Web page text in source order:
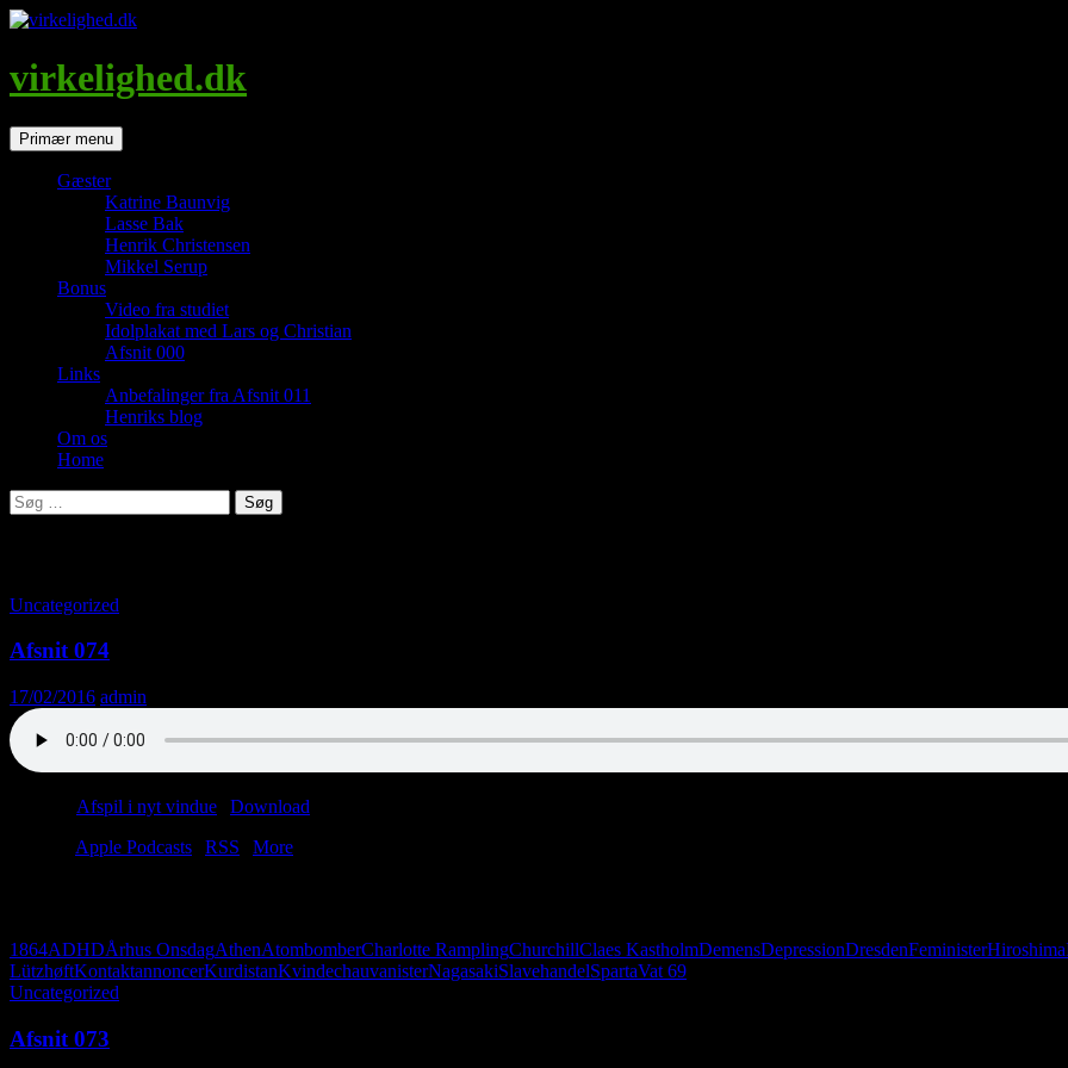
Hop
indhold
virkelighed.dk
SøgPrimær menu
Gæster
Katrine Baunvig
Lasse Bak
Henrik Christensen
Mikkel Serup
Bonus
Video fra studiet
Idolplakat med Lars og Christian
Afsnit 000
Links
Anbefalinger fra Afsnit 011
Henriks blog
Om os
Home
Søg
efter:
Uncategorized
Afsnit 074
17/02/2016 admin
Afspil i nyt vindue Download
Apple Podcasts RSS
More
1864ADHDÅrhus OnsdagAthenAtombomberCharlotte RamplingChurchillClaes KastholmDemensDepressionDresdenFeministerHiroshima
LützhøftKontaktannoncerKurdistanKvindechauvanisterNagasakiSlavehandelSpartaVat 69
Uncategorized
Afsnit 073